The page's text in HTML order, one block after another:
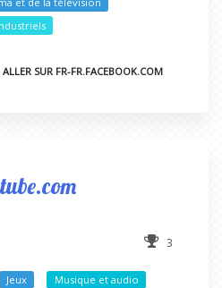
ALLER SUR FR-FR.FACEBOOK.COM
3
Jeux
Musique et audio